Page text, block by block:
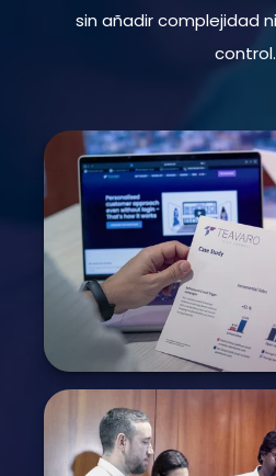
sin añadir complejidad
control.